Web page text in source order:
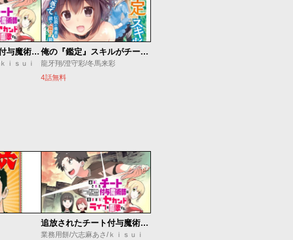
追放されたチート付与魔術師は気ままなセカンドライフを謳歌する。 ～俺は武器だけじゃなく、あらゆるものに『強化ポイント』を付与できるし、俺の意思でいつでも効果を解除できるけど、残った人たち大丈夫？～
ｉｓｕｉ
俺の『鑑定』スキルがチートすぎて
龍牙翔/澄守彩/冬馬来彩
4話無料
追放されたチート付与魔術師は気ままなセカンドライフを謳歌する。 ～俺は武器だけじゃなく、あらゆるものに『強化ポイント』を付与できるし、俺の意思でいつでも効果を解除できるけど、残った人たち大丈夫？～
業務用餅/六志麻あさ/ｋｉｓｕｉ